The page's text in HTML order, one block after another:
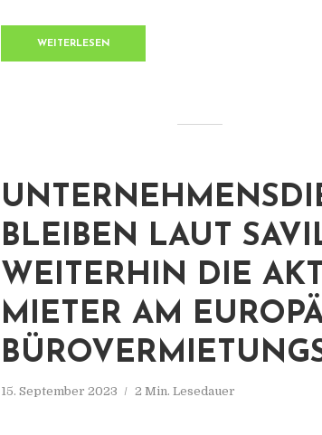
WEITERLESEN
BLEIBEN LAUT
WEITERHIN DIE
MIETER AM
15. September 2023 2 Min. Lesedauer